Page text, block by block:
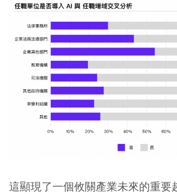
這顯現了一個攸關產業未來的重要